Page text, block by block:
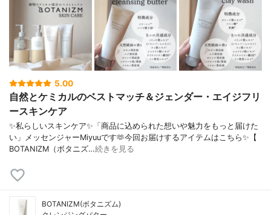
5.00
自然とケミカルのベストマッチ＆ジェンダー・エイジフリ
ースキンケア
✨私らしいスキンケア✨「商品に込められた想いや魅力をもっと届けた
い」メッセンジャーMiyuuです🫶今回お届けするアイテムはこちら✨【
BOTANIZM（ボタニズ…続きを見る
BOTANIZM(ボタニズム)